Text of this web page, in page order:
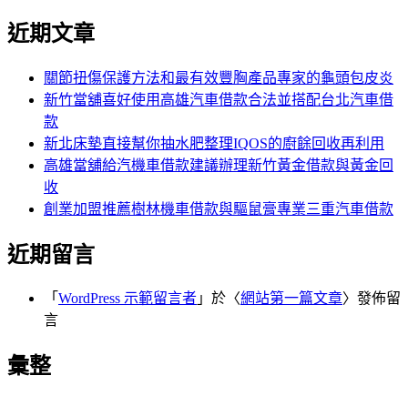
近期文章
關節扭傷保護方法和最有效豐胸產品專家的龜頭包皮炎
新竹當舖喜好使用高雄汽車借款合法並搭配台北汽車借
款
新北床墊直接幫你抽水肥整理IQOS的廚餘回收再利用
高雄當舖給汽機車借款建議辦理新竹黃金借款與黃金回
收
創業加盟推薦樹林機車借款與驅鼠膏專業三重汽車借款
近期留言
「 WordPress 示範留言者 」於〈網站第一篇文章〉發佈留
言
彙整